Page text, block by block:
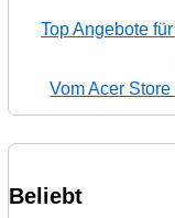
Top Angebote
Vom Acer
Beliebt